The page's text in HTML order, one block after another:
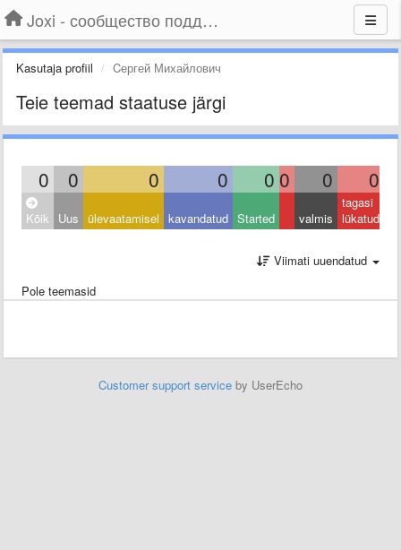
Joxi - сообщество поддержки
Kasutaja profiil Cергей Михайлович
Teie teemad staatuse järgi
0 0 0 0 0 0 0 0
Kõik Uus ülevaatamisel kavandatud Started valmis
tagasi
lükatud
Viimati uuendatud
Pole teemasid
Customer support service by UserEcho